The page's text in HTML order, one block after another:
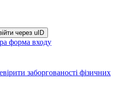
через uID
форма входу
заборгованості фізичних